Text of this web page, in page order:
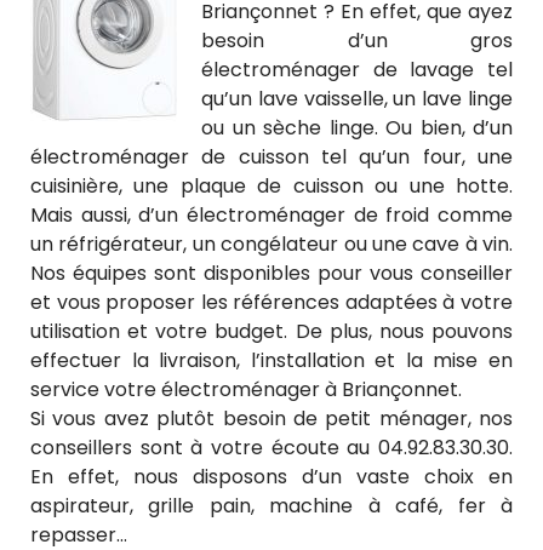
Briançonnet ? En effet, que ayez
besoin d’un gros
électroménager de lavage tel
qu’un lave vaisselle, un lave linge
ou un sèche linge. Ou bien, d’un
électroménager de cuisson tel qu’un four, une
cuisinière, une plaque de cuisson ou une hotte.
Mais aussi, d’un électroménager de froid comme
un réfrigérateur, un congélateur ou une cave à vin.
Nos équipes sont disponibles pour vous conseiller
et vous proposer les références adaptées à votre
utilisation et votre budget. De plus, nous pouvons
effectuer la livraison, l’installation et la mise en
service votre électroménager à Briançonnet.
Si vous avez plutôt besoin de petit ménager, nos
conseillers sont à votre écoute au 04.92.83.30.30.
En effet, nous disposons d’un vaste choix en
aspirateur, grille pain, machine à café, fer à
repasser…